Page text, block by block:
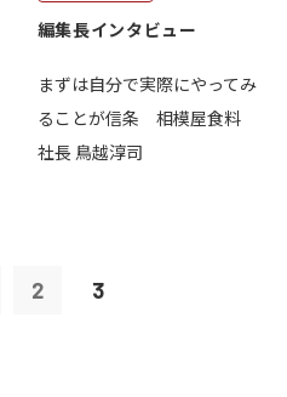
編集長インタビュー
まずは自分で実際にやってみ
ることが信条 相模屋食料
社長 鳥越淳司
2 3